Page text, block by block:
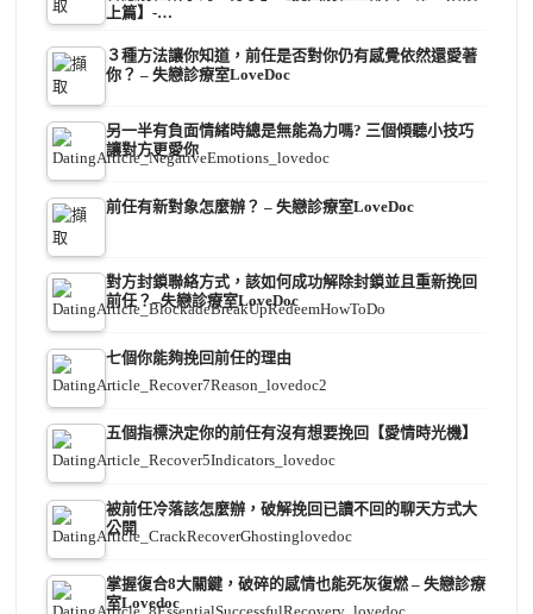
上篇】-…
３種方法讓你知道，前任是否對你仍有感覺依然還愛著
你？ – 失戀診療室LoveDoc
另一半有負面情緒時總是無能為力嗎? 三個傾聽小技巧
讓對方更愛你
前任有新對象怎麼辦？ – 失戀診療室LoveDoc
對方封鎖聯絡方式，該如何成功解除封鎖並且重新挽回
前任？–失戀診療室LoveDoc
七個你能夠挽回前任的理由
五個指標決定你的前任有沒有想要挽回【愛情時光機】
被前任冷落該怎麼辦，破解挽回已讀不回的聊天方式大
公開
掌握復合8大關鍵，破碎的感情也能死灰復燃 – 失戀診療
室Lovedoc